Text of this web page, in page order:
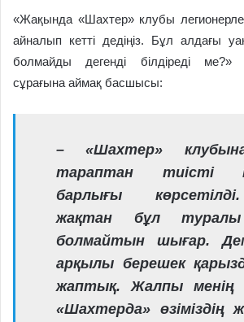
«Жақында «Шахтер» клубы
айналып кетті дедіңіз. Бұл алдағы
болмайды дегенді білдіреді ме?»
сұрағына аймақ басшысы:
– «Шахтер»
тараптан тиісті
барлығы
жақтан бұл туралы
болмайтын шығар.
арқылы берешек
жаптық. Жалпы менің
«Шахтерда» өзіміздің